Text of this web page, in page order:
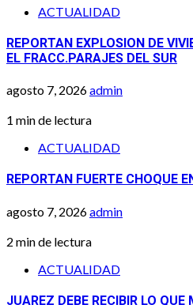
ACTUALIDAD
REPORTAN EXPLOSION DE
EL FRACC.PARAJES DEL SUR
agosto 7, 2026admin
1 min de lectura
ACTUALIDAD
REPORTAN FUERTE CHOQUE
agosto 7, 2026admin
2 min de lectura
ACTUALIDAD
JUAREZ DEBE RECIBIR LO QUE